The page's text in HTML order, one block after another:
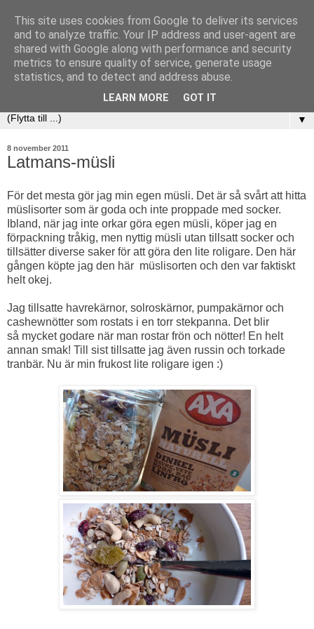
▼
8 november 2011
Latmans-müsli
För det mesta gör jag min egen müsli. Det är så svårt att hitta
müslisorter som är goda och inte proppade med socker.
Ibland, när jag inte orkar göra egen müsli, köper jag en
förpackning tråkig, men nyttig müsli utan tillsatt socker och
tillsätter diverse saker för att göra den lite roligare. Den här
gången köpte jag den här müslisorten och den var faktiskt
helt okej.
Jag tillsatte havrekärnor, solroskärnor, pumpakärnor och
cashewnötter som rostats i en torr stekpanna. Det blir
så mycket godare när man rostar frön och nötter! En helt
annan smak! Till sist tillsatte jag även russin och torkade
tranbär. Nu är min frukost lite roligare igen :)
This site uses cookies from Google to deliver its services
and to analyze traffic. Your IP address and user-agent are
shared with Google along with performance and security
metrics to ensure quality of service, generate usage
statistics, and to detect and address abuse.
LEARN MORE GOT IT